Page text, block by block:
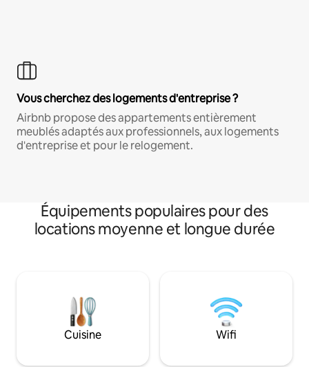
Vous cherchez des logements d'entreprise ?
Airbnb propose des appartements entièrement
meublés adaptés aux professionnels, aux logements
d'entreprise et pour le relogement.
Équipements populaires pour des
locations moyenne et longue durée
Cuisine Wifi